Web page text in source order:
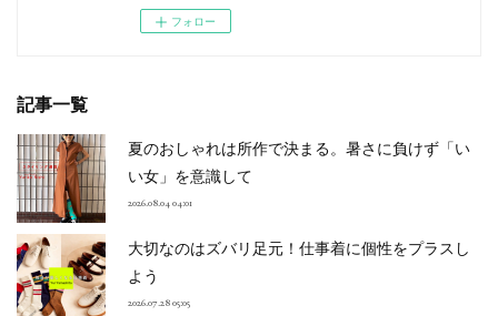
フォロー
記事一覧
夏のおしゃれは所作で決まる。暑さに負けず「い
い女」を意識して
2026.08.04 04:01
大切なのはズバリ足元！仕事着に個性をプラスし
よう
2026.07.28 05:05